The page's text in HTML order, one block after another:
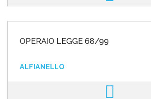
OPERAIO LEGGE 68/99
ALFIANELLO